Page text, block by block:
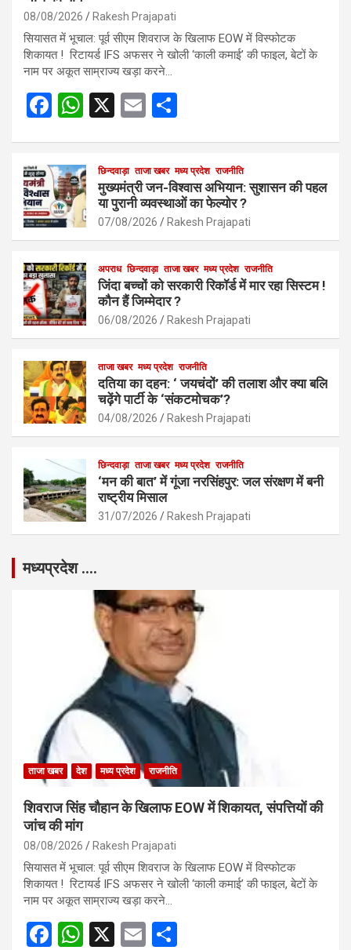
08/08/2026 Rakesh Prajapati
सियासत में भूचाल: पूर्व सीएम शिवराज के खिलाफ EOW में विस्फोटक
शिकायत ! रिटायर्ड IFS अफसर ने खोली ‘काली कमाई’ की फाइल, बेटों के
नाम पर अकूत साम्राज्य खड़ा करने…
F
b
o
o
k
W
s
A
p
p
X
E
e
छिन्दवाड़ा ताजा खबर मध्य प्रदेश राजनीति
मुख्यमंत्री जन-विश्वास अभियान: सुशासन की पहल
या पुरानी व्यवस्थाओं का फेल्योर ?
07/08/2026 Rakesh Prajapati
अपराध छिन्दवाड़ा ताजा खबर मध्य प्रदेश राजनीति
जिंदा बच्चों को सरकारी रिकॉर्ड में मार रहा सिस्टम !
कौन हैं जिम्मेदार ?
06/08/2026 Rakesh Prajapati
ताजा खबर मध्य प्रदेश राजनीति
दतिया का दहन: ‘ जयचंदों’ की तलाश और क्या बलि
चढ़ेंगे पार्टी के ‘संकटमोचक’?
04/08/2026 Rakesh Prajapati
छिन्दवाड़ा ताजा खबर मध्य प्रदेश राजनीति
‘मन की बात’ में गूंजा नरसिंहपुर: जल संरक्षण में बनी
राष्ट्रीय मिसाल
31/07/2026 Rakesh Prajapati
मध्यप्रदेश ….
ताजा खबर देश मध्य प्रदेश राजनीति
शिवराज सिंह चौहान के खिलाफ EOW में शिकायत, संपत्तियों की
जांच की मांग
08/08/2026 Rakesh Prajapati
सियासत में भूचाल: पूर्व सीएम शिवराज के खिलाफ EOW में विस्फोटक
शिकायत ! रिटायर्ड IFS अफसर ने खोली ‘काली कमाई’ की फाइल, बेटों के
नाम पर अकूत साम्राज्य खड़ा करने…
F
W X
E